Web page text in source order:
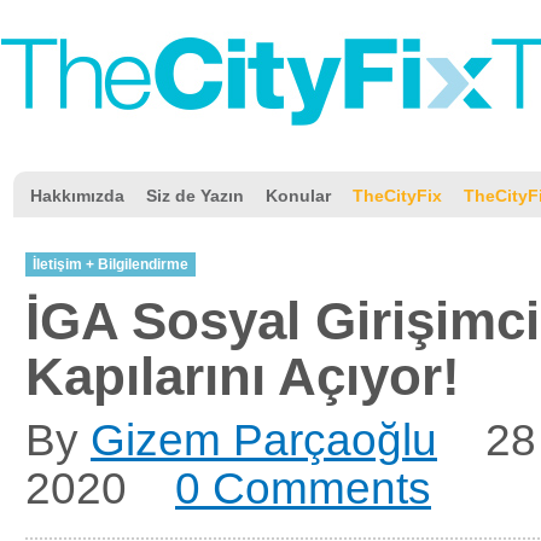
Hakkımızda Siz de Yazın Konular TheCityFix
İletişim + Bilgilendirme
İGA Sosyal
Kapılarını Açıyor!
By Gizem Parçaoğlu
2020
0 Comments